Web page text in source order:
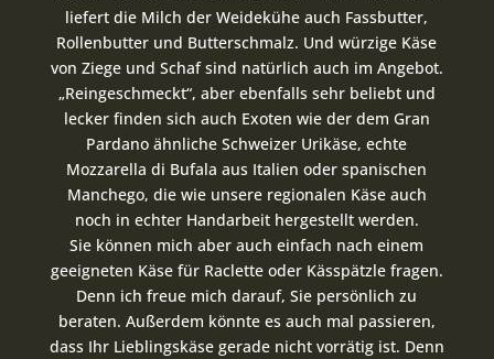
liefert die Milch der Weidekühe auch Fassbutter,
Rollenbutter und Butterschmalz. Und würzige Käse
von Ziege und Schaf sind natürlich auch im Angebot.
„Reingeschmeckt“, aber ebenfalls sehr beliebt und
lecker finden sich auch Exoten wie der dem Gran
Pardano ähnliche Schweizer Urikäse, echte
Mozzarella di Bufala aus Italien oder spanischen
Manchego, die wie unsere regionalen Käse auch
noch in echter Handarbeit hergestellt werden.
Sie können mich aber auch einfach nach einem
geeigneten Käse für Raclette oder Kässpätzle fragen.
Denn ich freue mich darauf, Sie persönlich zu
beraten. Außerdem könnte es auch mal passieren,
dass Ihr Lieblingskäse gerade nicht vorrätig ist. Denn